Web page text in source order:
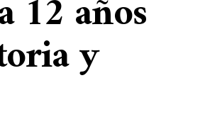
12 años
y